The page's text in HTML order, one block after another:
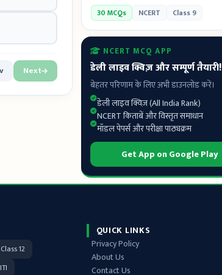
Next
30 MCQs NCERT Class 9
NCERT MCQ APP
डेली लाइव क्विज़ और सम्पूर्ण तैयारी!
बेहतर परिणाम के लिए अभी डाउनलोड करें।
डेली लाइव क्विज़ (All India Rank)
NCERT किताबें और विस्तृत समाधान
मॉडल पेपर्स और परीक्षा पाठ्यक्रम
Get App on Google Play
Class 12
ITI
QUICK LINKS
Privacy Policy
About Us
Contact Us